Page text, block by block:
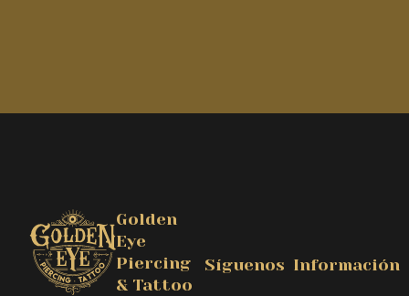
Golden
Eye
Piercing
& Tattoo
Síguenos Información